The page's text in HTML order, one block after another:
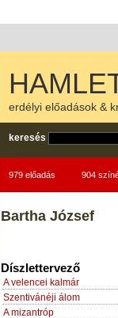
erdélyi előadások &
keresés
979 előadás 904
Bartha József
Díszlettervező
A velencei kalmár
Szentivánéji álom
A mizantróp